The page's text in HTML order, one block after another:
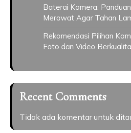
Baterai Kamera:
Merawat Agar Tahan
Rekomendasi Pilihan
Foto dan Video
Recent Comments
Tidak ada komentar untuk